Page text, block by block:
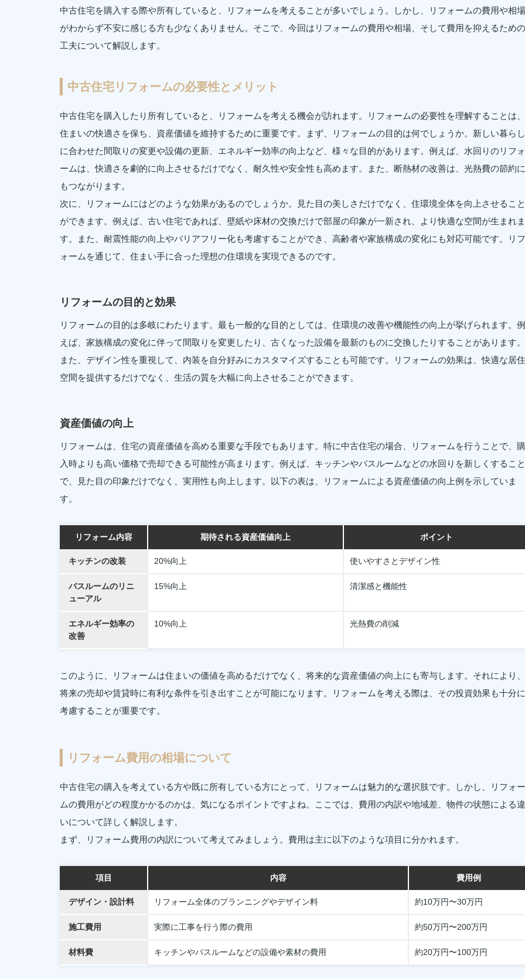
中古住宅を購入する際や所有していると、リフォームを考えることが多いでしょう。しかし、リフォームの費用や相場
がわからず不安に感じる方も少なくありません。そこで、今回はリフォームの費用や相場、そして費用を抑えるための
工夫について解説します。
中古住宅リフォームの必要性とメリット
中古住宅を購入したり所有していると、リフォームを考える機会が訪れます。リフォームの必要性を理解することは、
住まいの快適さを保ち、資産価値を維持するために重要です。まず、リフォームの目的は何でしょうか。新しい暮らし
に合わせた間取りの変更や設備の更新、エネルギー効率の向上など、様々な目的があります。例えば、水回りのリフォ
ームは、快適さを劇的に向上させるだけでなく、耐久性や安全性も高めます。また、断熱材の改善は、光熱費の節約に
もつながります。
次に、リフォームにはどのような効果があるのでしょうか。見た目の美しさだけでなく、住環境全体を向上させること
ができます。例えば、古い住宅であれば、壁紙や床材の交換だけで部屋の印象が一新され、より快適な空間が生まれま
す。また、耐震性能の向上やバリアフリー化も考慮することができ、高齢者や家族構成の変化にも対応可能です。リフ
ォームを通じて、住まい手に合った理想の住環境を実現できるのです。
リフォームの目的と効果
リフォームの目的は多岐にわたります。最も一般的な目的としては、住環境の改善や機能性の向上が挙げられます。例
えば、家族構成の変化に伴って間取りを変更したり、古くなった設備を最新のものに交換したりすることがあります。
また、デザイン性を重視して、内装を自分好みにカスタマイズすることも可能です。リフォームの効果は、快適な居住
空間を提供するだけでなく、生活の質を大幅に向上させることができます。
資産価値の向上
リフォームは、住宅の資産価値を高める重要な手段でもあります。特に中古住宅の場合、リフォームを行うことで、購
入時よりも高い価格で売却できる可能性が高まります。例えば、キッチンやバスルームなどの水回りを新しくすること
で、見た目の印象だけでなく、実用性も向上します。以下の表は、リフォームによる資産価値の向上例を示していま
す。
リフォーム内容 期待される資産価値向上 ポイント
キッチンの改装 20%向上 使いやすさとデザイン性
バスルームのリニ
ューアル
15%向上 清潔感と機能性
エネルギー効率の
改善
10%向上 光熱費の削減
このように、リフォームは住まいの価値を高めるだけでなく、将来的な資産価値の向上にも寄与します。それにより、
将来の売却や賃貸時に有利な条件を引き出すことが可能になります。リフォームを考える際は、その投資効果も十分に
考慮することが重要です。
リフォーム費用の相場について
中古住宅の購入を考えている方や既に所有している方にとって、リフォームは魅力的な選択肢です。しかし、リフォー
ムの費用がどの程度かかるのかは、気になるポイントですよね。ここでは、費用の内訳や地域差、物件の状態による違
いについて詳しく解説します。
まず、リフォーム費用の内訳について考えてみましょう。費用は主に以下のような項目に分かれます。
項目 内容 費用例
デザイン・設計料 リフォーム全体のプランニングやデザイン料 約10万円〜30万円
施工費用 実際に工事を行う際の費用 約50万円〜200万円
材料費 キッチンやバスルームなどの設備や素材の費用 約20万円〜100万円